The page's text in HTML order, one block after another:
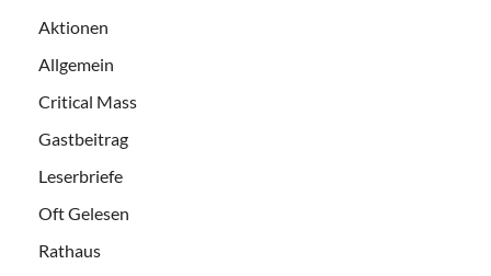
Aktionen
Allgemein
Critical Mass
Gastbeitrag
Leserbriefe
Oft Gelesen
Rathaus